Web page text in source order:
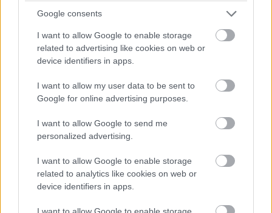
Google consents
I want to allow Google to enable storage
related to advertising like cookies on web or
device identifiers in apps.
I want to allow my user data to be sent to
Google for online advertising purposes.
I want to allow Google to send me
personalized advertising.
I want to allow Google to enable storage
related to analytics like cookies on web or
device identifiers in apps.
I want to allow Google to enable storage
Pozrite si viac